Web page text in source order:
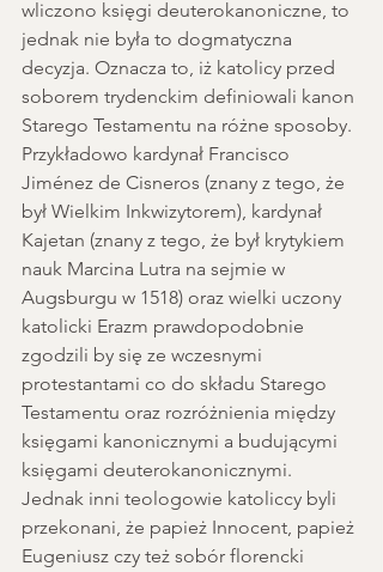
wliczono księgi deuterokanoniczne, to
jednak nie była to dogmatyczna
decyzja. Oznacza to, iż katolicy przed
soborem trydenckim definiowali kanon
Starego Testamentu na różne sposoby.
Przykładowo kardynał Francisco
Jiménez de Cisneros (znany z tego, że
był Wielkim Inkwizytorem), kardynał
Kajetan (znany z tego, że był krytykiem
nauk Marcina Lutra na sejmie w
Augsburgu w 1518) oraz wielki uczony
katolicki Erazm prawdopodobnie
zgodzili by się ze wczesnymi
protestantami co do składu Starego
Testamentu oraz rozróżnienia między
księgami kanonicznymi a budującymi
księgami deuterokanonicznymi.
Jednak inni teologowie katoliccy byli
przekonani, że papież Innocent, papież
Eugeniusz czy też sobór florencki